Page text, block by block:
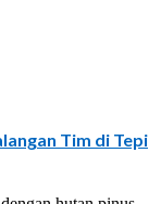
Tim di Tepi